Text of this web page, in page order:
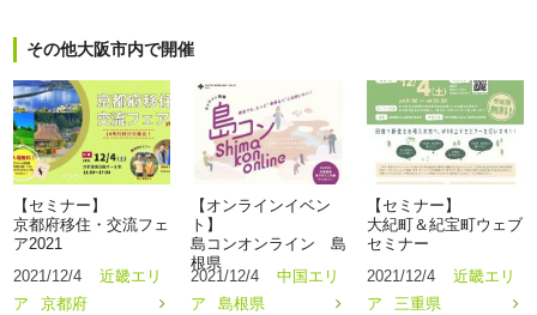
その他大阪市内で開催
【セミナー】
京都府移住・交流フェ
ア2021
2021/12/4
近畿エリ
ア
京都府
【オンラインイベン
ト】
島コンオンライン 島
根県
2021/12/4
中国エリ
ア
島根県
【セミナー】
大紀町＆紀宝町ウェブ
セミナー
2021/12/4
近畿エリ
ア
三重県